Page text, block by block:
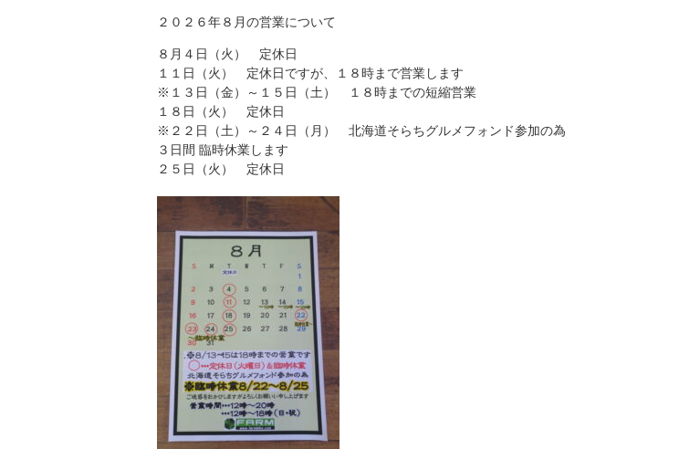
２０２６年８月の営業について
８月４日（火） 定休日
１１日（火） 定休日ですが、１８時まで営業します
※１３日（金）～１５日（土） １８時までの短縮営業
１８日（火） 定休日
※２２日（土）～２４日（月） 北海道そらちグルメフォンド参加の為
３日間 臨時休業します
２５日（火） 定休日